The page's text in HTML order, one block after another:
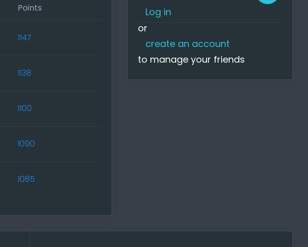
Points
1147
1138
1100
1090
1085
Log in
or
create an account
to manage your friends